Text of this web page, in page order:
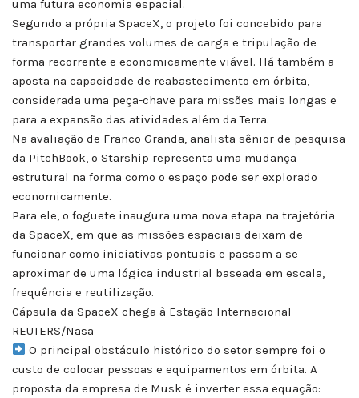
uma futura economia espacial.
Segundo a própria SpaceX, o projeto foi concebido para
transportar grandes volumes de carga e tripulação de
forma recorrente e economicamente viável. Há também a
aposta na capacidade de reabastecimento em órbita,
considerada uma peça-chave para missões mais longas e
para a expansão das atividades além da Terra.
Na avaliação de Franco Granda, analista sênior de pesquisa
da PitchBook, o Starship representa uma mudança
estrutural na forma como o espaço pode ser explorado
economicamente.
Para ele, o foguete inaugura uma nova etapa na trajetória
da SpaceX, em que as missões espaciais deixam de
funcionar como iniciativas pontuais e passam a se
aproximar de uma lógica industrial baseada em escala,
frequência e reutilização.
Cápsula da SpaceX chega à Estação Internacional
REUTERS/Nasa
O principal obstáculo histórico do setor sempre foi o
custo de colocar pessoas e equipamentos em órbita. A
proposta da empresa de Musk é inverter essa equação: